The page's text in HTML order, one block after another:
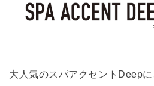
大人気のスパアクセントDeep